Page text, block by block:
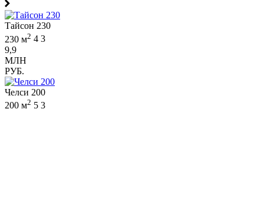
Тайсон 230
230 м2 4 3
9,9
МЛН
РУБ.
Челси 200
200 м2 5 3